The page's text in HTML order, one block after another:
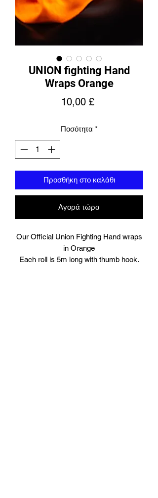
UNION fighting Hand
Wraps Orange
10,00 £Τιμή
Ποσότητα *
Προσθήκη στο καλάθι
Αγορά τώρα
Our Official Union Fighting Hand wraps
in Orange
Each roll is 5m long with thumb hook.